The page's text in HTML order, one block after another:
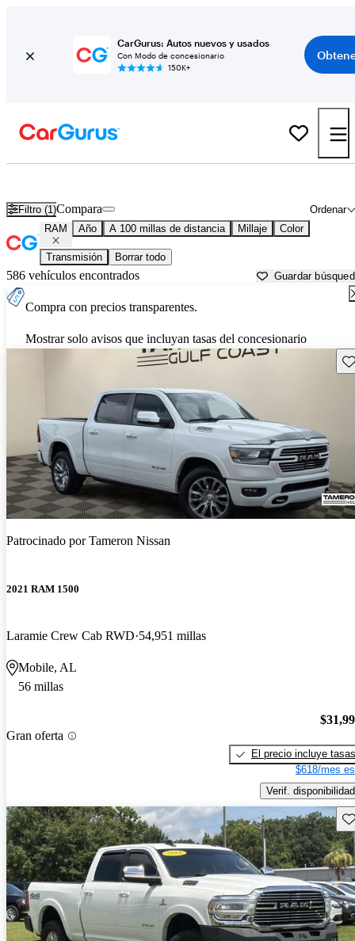
CarGurus: Autos nuevos y usados
Con Modo de concesionario
150K+
Filtro (1) Ordenar
Compara
RAM Año A 100 millas de distancia Millaje Color
Transmisión Borrar todo
586 vehículos encontrados Guardar
Compra con precios transparentes.
Mostrar solo avisos que incluyan tasas del concesionario
Patrocinado porTameron Nissan
2021 RAM 1500
Laramie Crew Cab RWD 54,951 millas
Mobile, AL
56 millas
Gran oferta
El precio incluye tasas
$618/mes
Verif. disponibilidad